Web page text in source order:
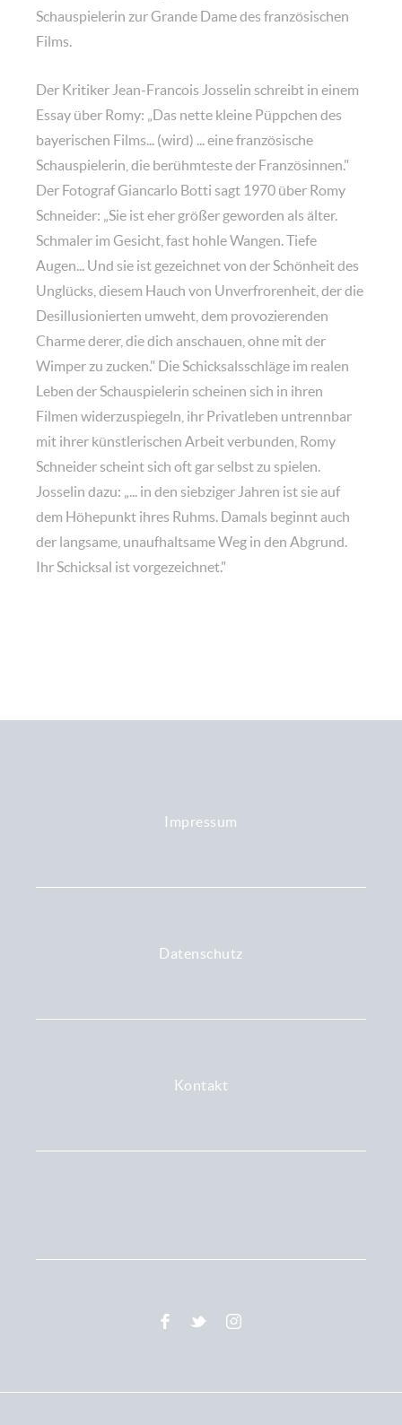
Schauspielerin zur Grande Dame des französischen
Films.
Der Kritiker Jean-Francois Josselin schreibt in einem
Essay über Romy: „Das nette kleine Püppchen des
bayerischen Films... (wird) ... eine französische
Schauspielerin, die berühmteste der Französinnen."
Der Fotograf Giancarlo Botti sagt 1970 über Romy
Schneider: „Sie ist eher größer geworden als älter.
Schmaler im Gesicht, fast hohle Wangen. Tiefe
Augen... Und sie ist gezeichnet von der Schönheit des
Unglücks, diesem Hauch von Unverfrorenheit, der die
Desillusionierten umweht, dem provozierenden
Charme derer, die dich anschauen, ohne mit der
Wimper zu zucken." Die Schicksalsschläge im realen
Leben der Schauspielerin scheinen sich in ihren
Filmen widerzuspiegeln, ihr Privatleben untrennbar
mit ihrer künstlerischen Arbeit verbunden, Romy
Schneider scheint sich oft gar selbst zu spielen.
Josselin dazu: „... in den siebziger Jahren ist sie auf
dem Höhepunkt ihres Ruhms. Damals beginnt auch
der langsame, unaufhaltsame Weg in den Abgrund.
Ihr Schicksal ist vorgezeichnet."
Impressum
Datenschutz
Kontakt